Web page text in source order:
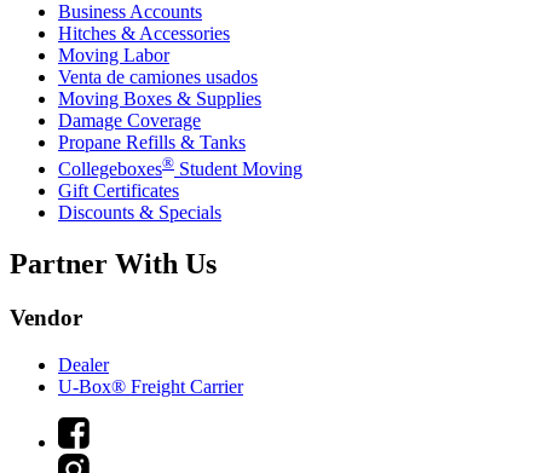
Business Accounts
Hitches & Accessories
Moving Labor
Venta de camiones usados
Moving Boxes & Supplies
Damage Coverage
Propane Refills & Tanks
Collegeboxes® Student Moving
Gift Certificates
Discounts & Specials
Partner With Us
Vendor
Dealer
U-Box® Freight Carrier